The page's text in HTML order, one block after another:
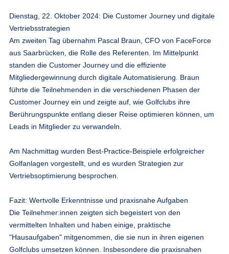
Dienstag, 22. Oktober 2024: Die Customer Journey und digitale
Vertriebsstrategien
Am zweiten Tag übernahm Pascal Braun, CFO von FaceForce
aus Saarbrücken, die Rolle des Referenten. Im Mittelpunkt
standen die Customer Journey und die effiziente
Mitgliedergewinnung durch digitale Automatisierung. Braun
führte die Teilnehmenden in die verschiedenen Phasen der
Customer Journey ein und zeigte auf, wie Golfclubs ihre
Berührungspunkte entlang dieser Reise optimieren können, um
Leads in Mitglieder zu verwandeln.
Am Nachmittag wurden Best-Practice-Beispiele erfolgreicher
Golfanlagen vorgestellt, und es wurden Strategien zur
Vertriebsoptimierung besprochen.
Fazit: Wertvolle Erkenntnisse und praxisnahe Aufgaben
Die Teilnehmer:innen zeigten sich begeistert von den
vermittelten Inhalten und haben einige, praktische
"Hausaufgaben" mitgenommen, die sie nun in ihren eigenen
Golfclubs umsetzen können. Insbesondere die praxisnahen